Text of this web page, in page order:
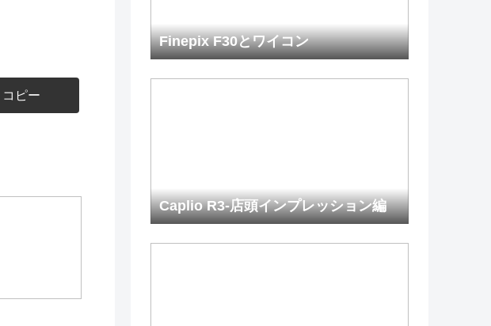
コピー
Finepix F30とワイコン
Caplio R3-店頭インプレッション編